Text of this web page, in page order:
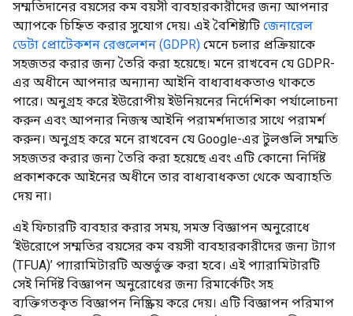
সম্মতিদানের বয়সের কম বয়সী ব্যবহারকারীদের জন্য আপনার
অ্যাপকে চিহ্নিত করার সুযোগ দেয়। এই বৈশিষ্ট্যটি জেনারেল
ডেটা প্রোটেকশন রেগুলেশন (GDPR) মেনে চলার প্রক্রিয়াকে
সহজতর করার জন্য তৈরি করা হয়েছে। মনে রাখবেন যে GDPR-
এর অধীনে আপনার অন্যান্য আইনি বাধ্যবাধকতাও থাকতে
পারে। অনুগ্রহ করে ইউরোপীয় ইউনিয়নের নির্দেশিকা পর্যালোচনা
করুন এবং আপনার নিজস্ব আইনি পরামর্শদাতার সাথে পরামর্শ
করুন। অনুগ্রহ করে মনে রাখবেন যে Google-এর টুলগুলি সম্মতি
সহজতর করার জন্য তৈরি করা হয়েছে এবং এটি কোনো নির্দিষ্ট
প্রকাশককে আইনের অধীনে তার বাধ্যবাধকতা থেকে অব্যাহতি
দেয় না।
এই ফিচারটি ব্যবহার করার সময়, সমস্ত বিজ্ঞাপন অনুরোধে
‘ইউরোপে সম্মতির বয়সের কম বয়সী ব্যবহারকারীদের জন্য ট্যাগ
(TFUA)’ প্যারামিটারটি অন্তর্ভুক্ত করা হবে। এই প্যারামিটারটি
সেই নির্দিষ্ট বিজ্ঞাপন অনুরোধের জন্য রিমার্কেটিং সহ
ব্যক্তিগতকৃত বিজ্ঞাপন নিষ্ক্রিয় করে দেয়। এটি বিজ্ঞাপন পরিমাপ